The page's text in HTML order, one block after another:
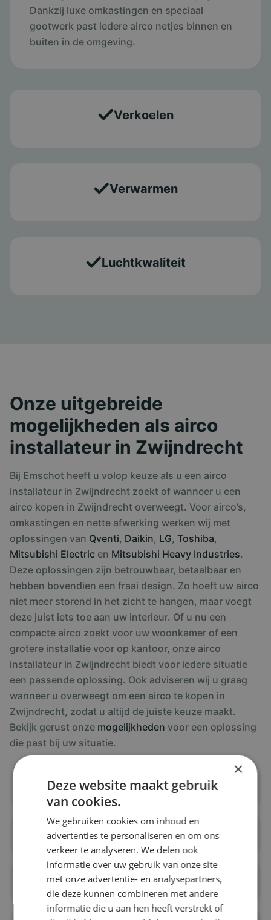
Dankzij luxe omkastingen en speciaal
gootwerk past iedere airco netjes binnen en
buiten in de omgeving.
Verkoelen
Verwarmen
Luchtkwaliteit
Onze uitgebreide
mogelijkheden als airco
installateur in Zwijndrecht
Bij Emschot heeft u volop keuze als u een airco
installateur in Zwijndrecht zoekt of wanneer u een
airco kopen in Zwijndrecht overweegt. Voor airco’s,
omkastingen en nette afwerking werken wij met
oplossingen van Qventi, Daikin, LG, Toshiba,
Mitsubishi Electric en Mitsubishi Heavy Industries.
Deze oplossingen zijn betrouwbaar, betaalbaar en
hebben bovendien een fraai design. Zo hoeft uw airco
niet meer storend in het zicht te hangen, maar voegt
deze juist iets toe aan uw interieur. Of u nu een
compacte airco zoekt voor uw woonkamer of een
grotere installatie voor op kantoor, onze airco
installateur in Zwijndrecht biedt voor iedere situatie
een passende oplossing. Ook adviseren wij u graag
wanneer u overweegt om een airco te kopen in
Zwijndrecht, zodat u altijd de juiste keuze maakt.
Bekijk gerust onze mogelijkheden voor een oplossing
die past bij uw situatie.
Onderhoud
Klant tevredenheid
Meerdere zones
×
Deze website maakt gebruik
van cookies.
We gebruiken cookies om inhoud en
advertenties te personaliseren en om ons
verkeer te analyseren. We delen ook
informatie over uw gebruik van onze site
met onze advertentie- en analysepartners,
die deze kunnen combineren met andere
informatie die u aan hen heeft verstrekt of